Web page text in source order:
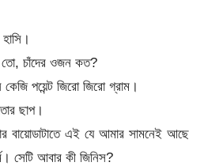
তো, চাঁদের ওজন কত?
পয়েন্ট জিরো জিরো গ্রাম।
ছাপ।
বায়োডাটাতে এই যে আমার সামনেই আছে
সেটি আবার কী জিনিস?